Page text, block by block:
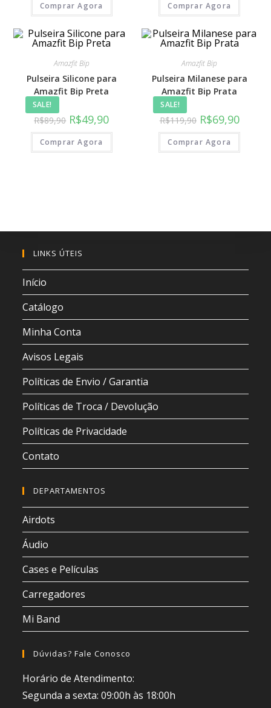
Comprar Agora Comprar Agora
SALE!
Amazfit Bip
Pulseira Silicone para
Amazfit Bip Preta
R$89,90 R$49,90
Comprar Agora
SALE!
Amazfit Bip
Pulseira Milanese para
Amazfit Bip Prata
R$119,90 R$69,90
Comprar Agora
LINKS ÚTEIS
Início
Catálogo
Minha Conta
Avisos Legais
Políticas de Envio / Garantia
Políticas de Troca / Devolução
Políticas de Privacidade
Contato
DEPARTAMENTOS
Airdots
Áudio
Cases e Películas
Carregadores
Mi Band
Dúvidas? Fale Conosco
Horário de Atendimento:
Segunda a sexta: 09:00h às 18:00h